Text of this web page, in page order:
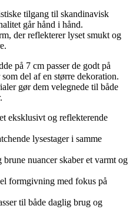
tilgang til skandinavisk
går hånd i hånd.
der reflekterer lyset smukt og
på 7 cm passer de godt på
del af en større dekoration.
gør dem velegnede til både
eksklusivt og reflekterende
lysestager i samme
brune nuancer skaber et varmt og
formgivning med fokus på
til både daglig brug og